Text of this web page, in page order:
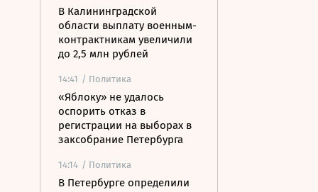
В Калининградской
области выплату военным-
контрактникам увеличили
до 2,5 млн рублей
14:41 / Политика
«Яблоку» не удалось
оспорить отказ в
регистрации на выборах в
заксобрание Петербурга
14:14 / Политика
В Петербурге определили